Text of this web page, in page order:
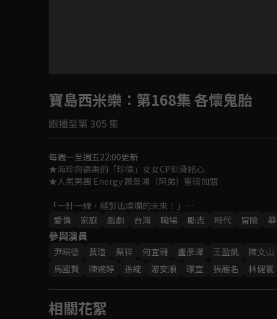
如有不便請見諒
寶島西米樂 ：第168集 各懷鬼胎
跟播至第 305 集
每週一至週五22:00更新
★海珍與德惠的「珍德」女女CP刻骨銘心
★人氣男團 Energy 蕭景鴻（阿弟）重磅加盟
「一針一線，縫製出燦爛的未來！」
女人在性別不平等時代裡，如何在男性主導的西裝產業中
一段勇氣、親情與愛情交織的勵志成長故事！
愛情
家庭 戲劇 台灣 職場 勵志 時代 冒險
參與演員
尹昭德 黃瑄 蔡祥 何宜珊 盧彥澤 王盈凱 陳文山
馬國賢
陳婉婷 孫綻 游安順 璟宣 張雁名 林健寰
相關花絮